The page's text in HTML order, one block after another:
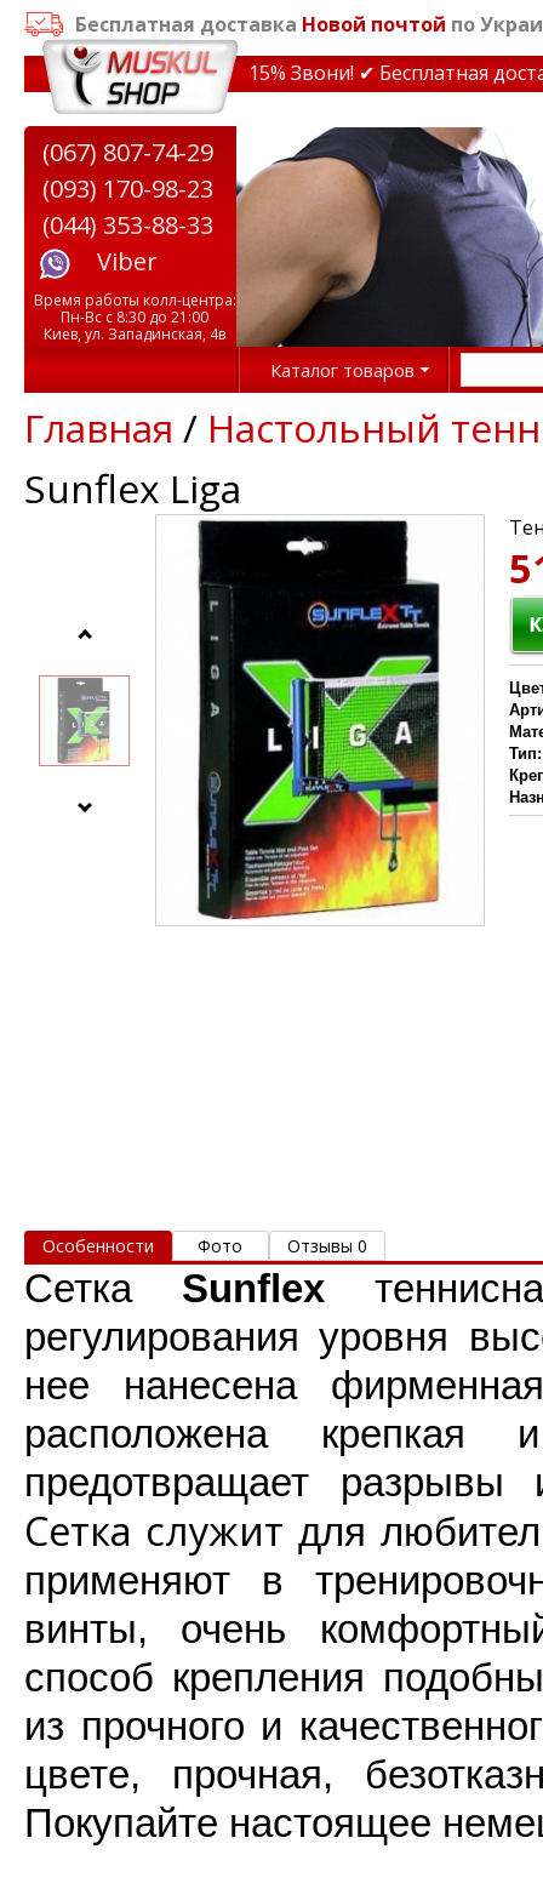
Бесплатная доставка Новой почтой по
на тренажеры до 15% Звони! ✔ Бесплатная
(067) 807-74-29
(093) 170-98-23
(044) 353-88-33
Viber
Время работы колл-центра:
Пн-Вс с 8:30 до 21:00
Киев, ул. Западинская, 4в
Каталог товаров
Главная / Настольный
Sunflex Liga
Особенности Фото Отзывы 0
Сетка Sunflex
регулирования уровня
нее нанесена
расположена крепкая
предотвращает разрывы
Сетка служит для
применяют в
винты, очень
способ крепления
из прочного и
цвете, прочная,
Покупайте настоящее